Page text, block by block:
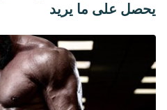
يحصل على ما يريد